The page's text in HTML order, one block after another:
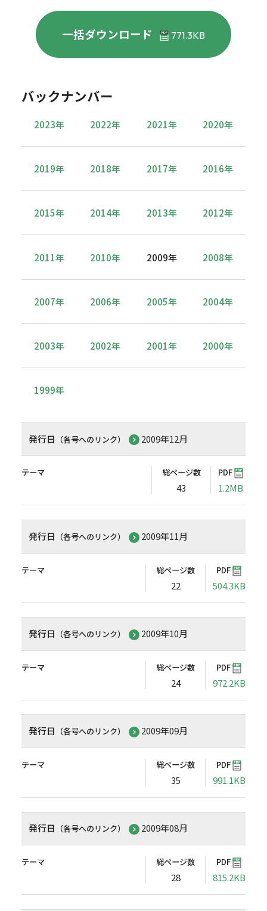
一括ダウンロード 771.3KB
バックナンバー
2023年 2022年 2021年 2020年
2019年 2018年 2017年 2016年
2015年 2014年 2013年 2012年
2011年 2010年 2009年 2008年
2007年 2006年 2005年 2004年
2003年 2002年 2001年 2000年
1999年
発行日 （各号へのリンク） 2009年12月
テーマ 総ページ数
43
PDF
1.2MB
発行日 （各号へのリンク） 2009年11月
テーマ 総ページ数
22
PDF
504.3KB
発行日 （各号へのリンク） 2009年10月
テーマ 総ページ数
24
PDF
972.2KB
発行日 （各号へのリンク） 2009年09月
テーマ 総ページ数
35
PDF
991.1KB
発行日 （各号へのリンク） 2009年08月
テーマ 総ページ数
28
PDF
815.2KB